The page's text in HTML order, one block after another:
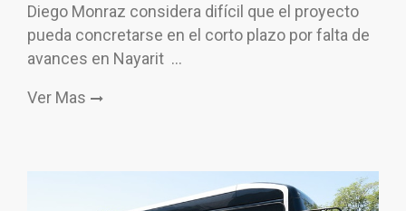
Diego Monraz considera difícil que el proyecto
pueda concretarse en el corto plazo por falta de
avances en Nayarit …
Ver Mas